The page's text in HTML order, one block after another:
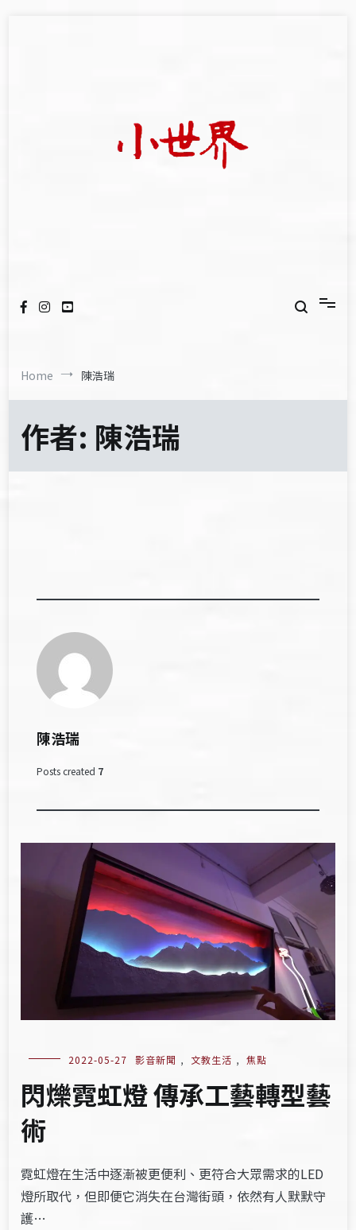
Home 陳浩瑞
作者: 陳浩瑞
陳浩瑞
Posts created 7
2022-05-27 影音新聞 , 文教生活 , 焦點
閃爍霓虹燈 傳承工藝轉型藝
術
霓虹燈在生活中逐漸被更便利、更符合大眾需求的LED
燈所取代，但即便它消失在台灣街頭，依然有人默默守
護…